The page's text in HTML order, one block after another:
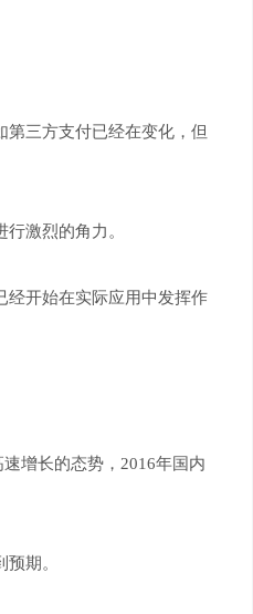
三方支付已经在变化，但
激烈的角力。
经开始在实际应用中发挥作
增长的态势，2016年国内
期。